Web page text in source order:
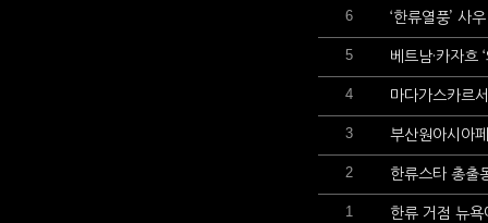
6 ‘한류열풍’ 사
5 베트남·카자흐
4 마다가스카르
3 부산원아시아
2 한류스타 총
1 한류 거점 뉴